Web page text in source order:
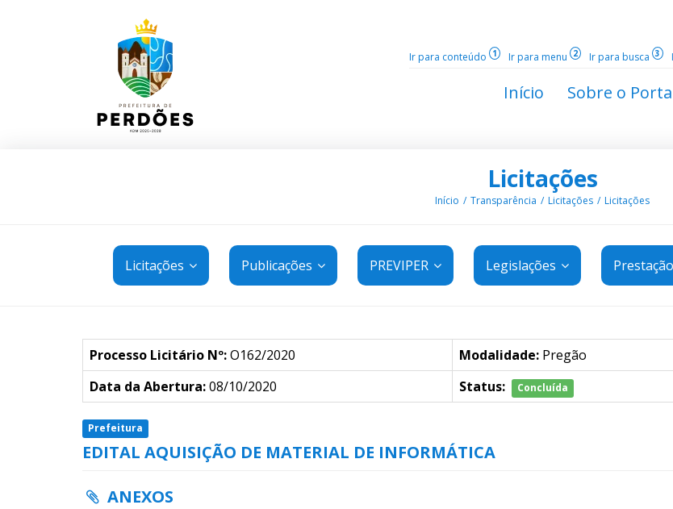
Ir para conteúdo 1 Ir para menu 2 Ir para busca 3
Início Sobre o
Licitações
Início Transparência Licitações Licitações
Licitações Publicações PREVIPER Legislações
Processo Licitário Nº:O162/2020 Modalidade: Pregão
Data da Abertura:08/10/2020 Status: Concluída
Prefeitura
EDITAL AQUISIÇÃO DE MATERIAL DE INFORMÁTICA
ANEXOS